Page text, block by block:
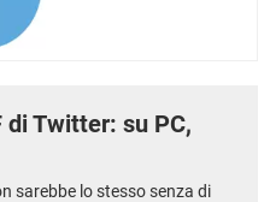
di Twitter: su PC,
sarebbe lo stesso senza di